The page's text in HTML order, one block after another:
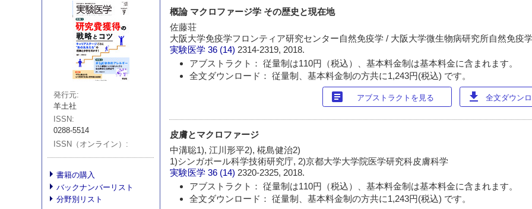
発行元
羊土社
ISSN
0288-5514
ISSN（オンライン）
書籍の購入
バックナンバーリスト
分野別リスト
概論 マクロファージ学 その歴史と現在地
佐藤荘
大阪大学免疫学フロンティア研究センター自然免疫学 / 大阪大学微生物病研究所自然免疫
実験医学 36 (14) 2314-2319, 2018.
アブストラクト： 従量制は110円（税込）、基本料金制は基本料金に含まれます。
全文ダウンロード： 従量制、基本料金制の方共に1,243円(税込) です。
article アブストラクトを見る download 全文ダウン
皮膚とマクロファージ
中溝聡1), 江川形平2), 椛島健治2)
1)シンガポール科学技術研究庁, 2)京都大学大学院医学研究科皮膚科学
実験医学 36 (14) 2320-2325, 2018.
アブストラクト： 従量制は110円（税込）、基本料金制は基本料金に含まれます。
全文ダウンロード： 従量制、基本料金制の方共に1,243円(税込) です。